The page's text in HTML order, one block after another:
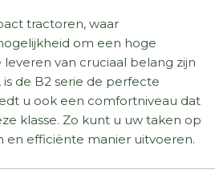
tractoren, waar
om een hoge
van cruciaal belang zijn
de B2 serie de perfecte
u ook een comfortniveau dat
klasse. Zo kunt u uw taken op
en efficiënte manier uitvoeren.